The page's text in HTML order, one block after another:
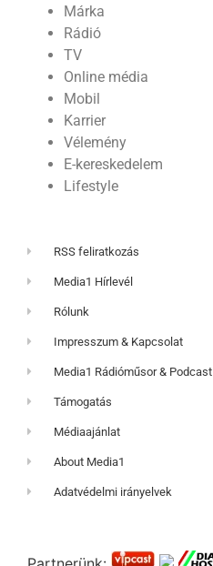
Márka
Rádió
TV
Online média
Mobil
Karrier
Vélemény
E-kereskedelem
Lifestyle
RSS feliratkozás
Media1 Hírlevél
Rólunk
Impresszum & Kapcsolat
Media1 Rádióműsor & Podcast
Támogatás
Médiaajánlat
About Media1
Adatvédelmi irányelvek